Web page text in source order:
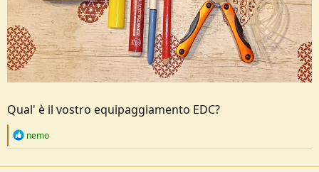
Qual' è il vostro equipaggiamento EDC?
R
c
nemo